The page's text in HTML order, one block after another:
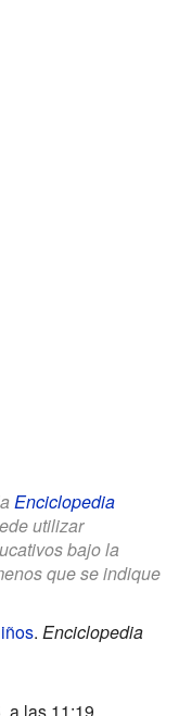
Enciclopedia
utilizar
bajo la
que se indique
. Enciclopedia
a las 11:19